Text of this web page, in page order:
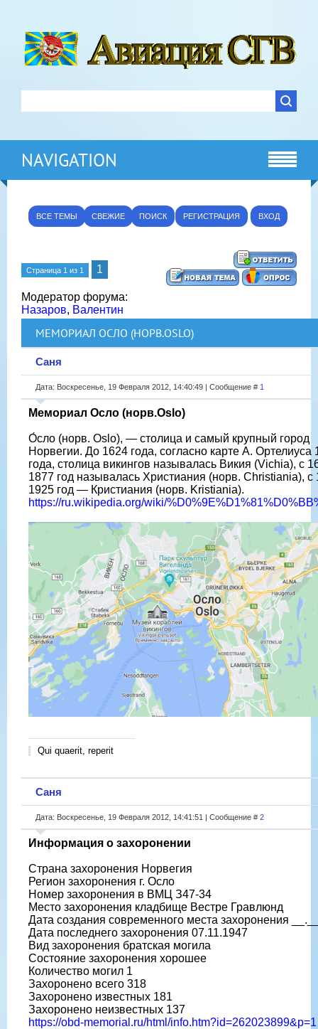
NAVIGATION
ВСЕ ТЕМЫ СВЕЖИЕ ПОИСК РЕГИСТРАЦИЯ ВХОД
Страница 1 из 1 1
Модератор форума:
Назаров, Валентин
МЕМОРИАЛ ОСЛО (НОРВ.OSLO)
Саня
Дата: Воскресенье, 19 Февраля 2012, 14:40:49 | Сообщение # 1
Мемориал Осло (норв.Oslo)
О́сло (норв. Oslo), — столица и самый крупный город
Норвегии. До 1624 года, согласно карте А. Ортелиуса
года, столица викингов называлась Викия (Vichia), с
1877 год называлась Христиания (норв. Christiania), с
1925 год — Кристиания (норв. Kristiania).
https://ru.wikipedia.org/wiki/
Qui quaerit, reperit
Саня
Дата: Воскресенье, 19 Февраля 2012, 14:41:51 | Сообщение # 2
Информация о захоронении
Страна захоронения Норвегия
Регион захоронения г. Осло
Номер захоронения в ВМЦ З47-34
Место захоронения кладбище Вестре Гравлюнд
Дата создания современного места захоронения
Дата последнего захоронения 07.11.1947
Вид захоронения братская могила
Состояние захоронения хорошее
Количество могил 1
Захоронено всего 318
Захоронено известных 181
Захоронено неизвестных 137
https://obd-memorial.ru/html/info.htm?id=262023899&p=1